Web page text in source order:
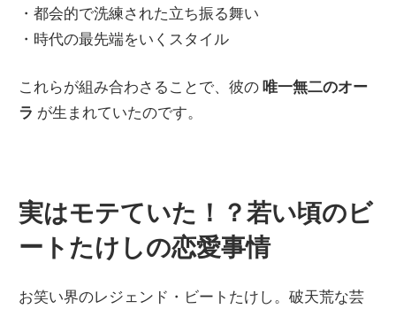
・都会的で洗練された立ち振る舞い
・時代の最先端をいくスタイル
これらが組み合わさることで、彼の唯一無二のオー
ラ が生まれていたのです。
実はモテていた！？若い頃のビ
ートたけしの恋愛事情
お笑い界のレジェンド・ビートたけし。破天荒な芸